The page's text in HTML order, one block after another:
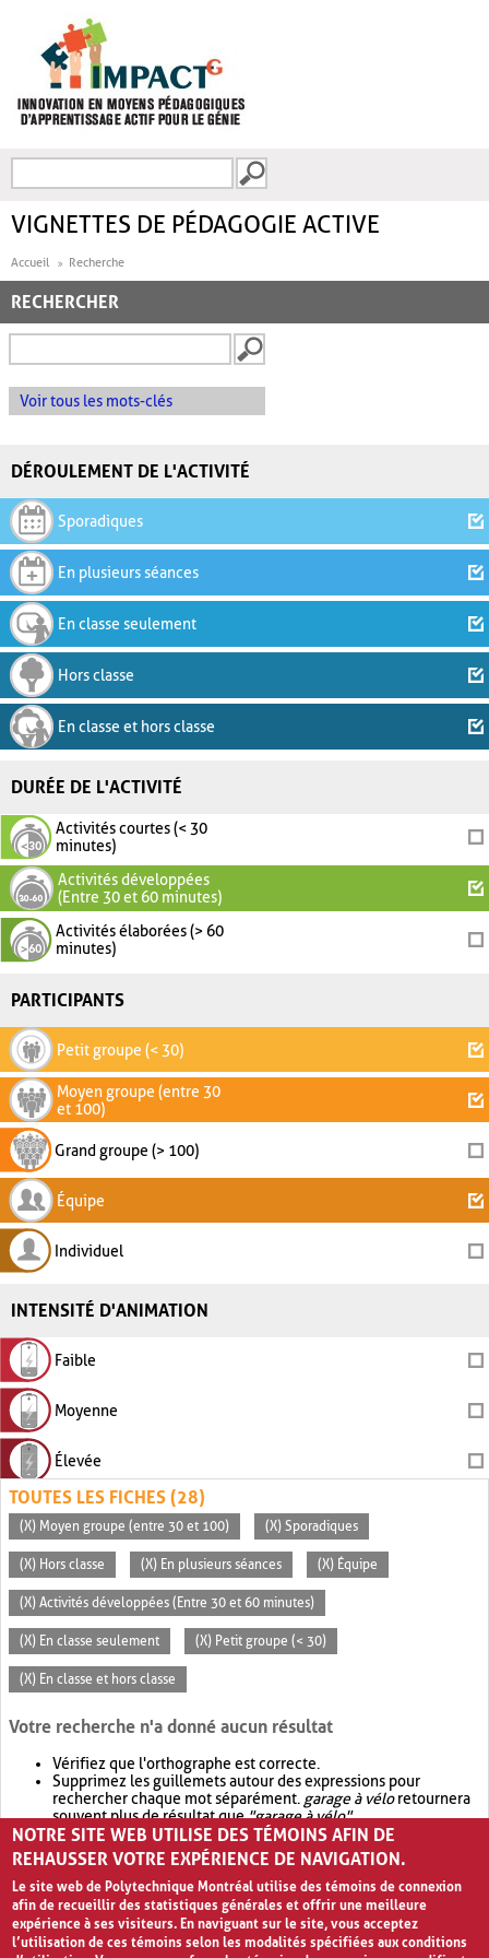
FORMULAIRE DE
VIGNETTES DE PÉDAGOGIE ACTIVE
Accueil Recherche
RECHERCHER
Voir tous les mots-clés
DÉROULEMENT DE L'ACTIVITÉ
Sporadiques
En plusieurs séances
En classe seulement
Hors classe
En classe et hors classe
DURÉE DE L'ACTIVITÉ
Activités courtes (< 30
minutes)
Activités développées
(Entre 30 et 60 minutes)
Activités élaborées (> 60
minutes)
PARTICIPANTS
Petit groupe (< 30)
Moyen groupe (entre 30
et 100)
Grand groupe (> 100)
Équipe
Individuel
INTENSITÉ D'ANIMATION
Faible
Moyenne
Élevée
TOUTES LES FICHES (28)
(X) Moyen groupe (entre 30 et 100) (X) Sporadiques
(X) Hors classe (X) En plusieurs séances (X) Équipe
(X) Activités développées (Entre 30 et 60 minutes)
(X) En classe seulement (X) Petit groupe (< 30)
(X) En classe et hors classe
Votre recherche n'a donné aucun résultat
Vérifiez que l'orthographe est correcte.
Supprimez les guillemets autour des expressions pour
rechercher chaque mot séparément. garage à véloretournera
souvent plus de résultat que"garage à vélo".
Envisagez d'élargir votre recherche avec OR.garage OR vélo
retournera souvent plus de résultat quegarage à vélo
NOTRE SITE WEB UTILISE DES TÉMOINS AFIN DE
REHAUSSER VOTRE EXPÉRIENCE DE NAVIGATION.
Le site web de Polytechnique Montréal utilise des témoins de connexion
afin de recueillir des statistiques générales et offrir une meilleure
expérience à ses visiteurs. En naviguant sur le site, vous acceptez
l’utilisation de ces témoins selon les modalités spécifiées aux conditions